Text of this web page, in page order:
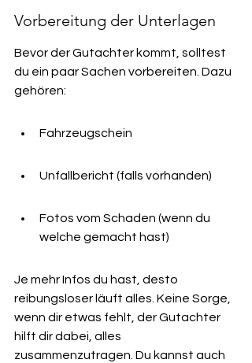
Vorbereitung der Unterlagen
Bevor der Gutachter kommt, solltest
du ein paar Sachen vorbereiten. Dazu
gehören:
Fahrzeugschein
Unfallbericht (falls vorhanden)
Fotos vom Schaden (wenn du
welche gemacht hast)
Je mehr Infos du hast, desto
reibungsloser läuft alles. Keine Sorge,
wenn dir etwas fehlt, der Gutachter
hilft dir dabei, alles
zusammenzutragen. Du kannst auch